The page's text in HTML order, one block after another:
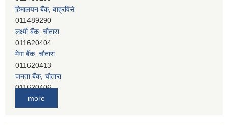
हिमालयन बैंक, बाह्रविसे
011489290
लक्ष्मी बैंक, चाैतारा
011620404
मेगा बैंक, चाैतारा
011620413
जनता बैंक, चाैतारा
011620406
more